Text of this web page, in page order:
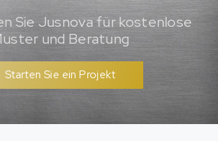
Sie Jusnova für kostenlose
und Beratung
Starten Sie ein Projekt